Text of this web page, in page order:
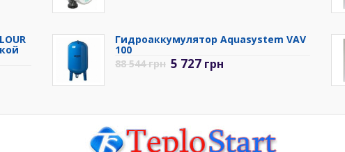
Гидроаккумулятор Aquasystem VAV
100
88 544грн 5 727 грн